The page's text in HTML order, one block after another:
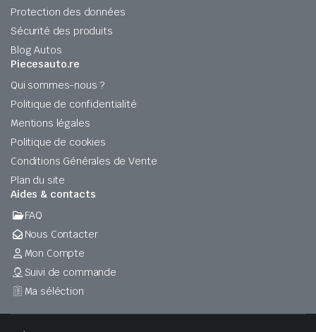
Protection des données
Sécurité des produits
Blog Autos
Piecesauto.re
Qui sommes-nous ?
Politique de confidentialité
Mentions légales
Politique de cookies
Conditions Générales de Vente
Plan du site
Aides & contacts
FAQ
Nous Contacter
Mon Compte
Suivi de commande
Ma séléction